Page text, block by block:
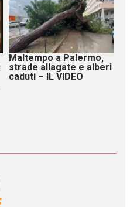
Maltempo a Palermo,
strade allagate e alberi
caduti – IL VIDEO